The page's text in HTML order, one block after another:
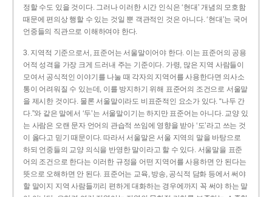
정할 수도 있을 것이다. 그러나 이러한 시간 인식은 ‘현대’ 개념의 모호함
때문에 편의상 행할 수 있는 것일 뿐 객관적인 것은 아니다. ‘현대’는 국어
언중들의 직관으로 이해하여야 한다.
3. 지역적 기준으로서, 표준어는 서울말이어야 한다. 이는 표준어의 공용
어적 성격을 가장 크게 드러내 주는 기준이다. 가령, 많은 지역 사람들이
모여서 공식적인 이야기를 나눌 때 각자의 지역어를 사용한다면 의사소
통이 어려워질 수 있는데, 이를 방지하기 위해 표준어의 조건으로 서울말
을 제시한 것이다. 물론 서울말이라도 비표준적인 요소가 있다. “나두 간
다.”와 같은 말에서 ‘두’는 서울말이기는 하지만 표준어는 아니다. 교양 있
는 사람은 오랜 문자 언어의 관습적 쓰임에 영향을 받아 ‘도’라고 쓰는 것
이 옳다고 믿기 때문이다. 따라서 서울말은 서울 지역의 말을 바탕으로
하되 언중들의 교양 의식을 반영한 말이라고 할 수 있다. 서울말을 표준
어의 조건으로 한다는 이러한 규정을 어떤 지역어를 사용하면 안 된다는
뜻으로 오해하면 안 된다. 표준어는 교육, 방송, 공식적 담화 등에서 써야
할 말이지 지역 사람들끼리 편하게 대화하는 경우에까지 꼭 써야 하는 말